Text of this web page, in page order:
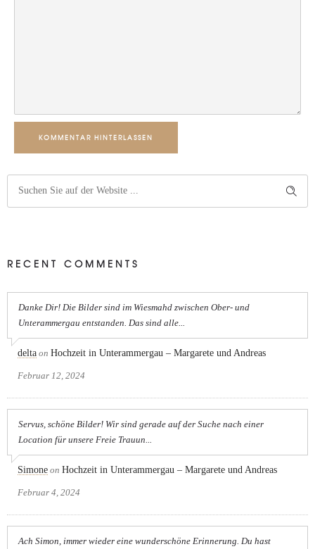
KOMMENTAR HINTERLASSEN
RECENT COMMENTS
Danke Dir! Die Bilder sind im Wiesmahd zwischen Ober- und
Unterammergau entstanden. Das sind alle...
delta on Hochzeit in Unterammergau – Margarete und Andreas
Februar 12, 2024
Servus, schöne Bilder! Wir sind gerade auf der Suche nach einer
Location für unsere Freie Trauun...
Simone on Hochzeit in Unterammergau – Margarete und Andreas
Februar 4, 2024
Ach Simon, immer wieder eine wunderschöne Erinnerung. Du hast